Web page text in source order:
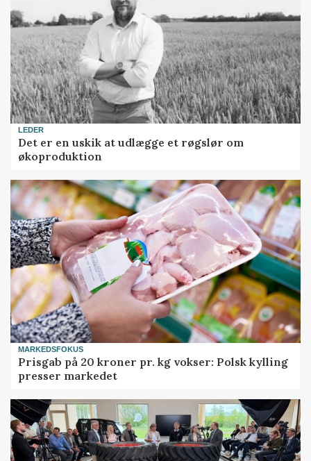
LEDER
Det er en uskik at udlægge et røgslør om
økoproduktion
MARKEDSFOKUS
Prisgab på 20 kroner pr. kg vokser: Polsk kylling
presser markedet